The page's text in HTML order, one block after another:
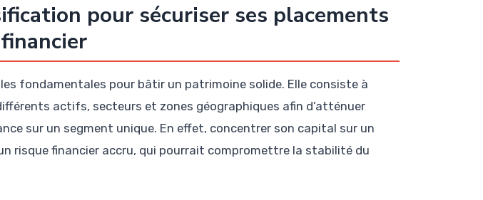
pour sécuriser ses placements
fondamentales pour bâtir un patrimoine solide. Elle consiste à
actifs, secteurs et zones géographiques afin d’atténuer
sur un segment unique. En effet, concentrer son capital sur un
risque financier accru, qui pourrait compromettre la stabilité du